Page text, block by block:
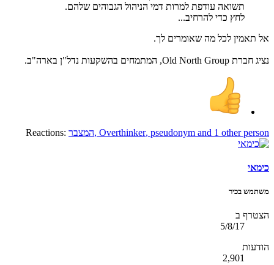
תשואה עודפת למרות דמי הניהול הגבוהים שלהם.
לחץ כדי להרחיב...
אל תאמין לכל מה שאומרים לך.
נציג חברת Old North Group, המתמחים בהשקעות נדל"ן בארה"ב.
Reactions: המצבר, Overthinker, pseudonym and 1 other person
כימאי
משתמש בכיר
הצטרף ב
5/8/17
הודעות
2,901